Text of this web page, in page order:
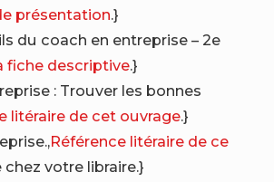
présentation.}
du coach en entreprise – 2e
fiche descriptive.}
: Trouver les bonnes
litéraire de cet ouvrage.}
Référence litéraire de ce
chez votre libraire.}